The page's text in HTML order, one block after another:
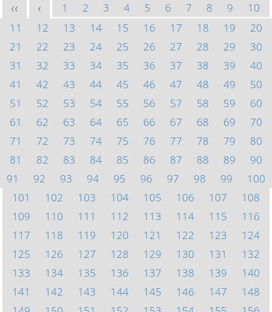
<< < 1 2 3 4 5 6 7 8 9
10
11
12 13 14 15 16 17 18 19
20
21
22 23 24 25 26 27 28 29
30
31
32 33 34 35 36 37 38 39
40
41
42 43 44 45 46 47 48 49
50
51
52 53 54 55 56 57 58 59
60
61
62 63 64 65 66 67 68 69
70
71
72 73 74 75 76 77 78 79
80
81
82 83 84 85 86 87 88 89
90
91
92 93 94 95 96 97 98 99
100
101
102 103 104 105 106 107
108
109
110 111 112 113 114 115
116
117
118 119 120 121 122 123
124
125
126 127 128 129 130 131
132
133
134 135 136 137 138 139
140
141
142 143 144 145 146 147
148